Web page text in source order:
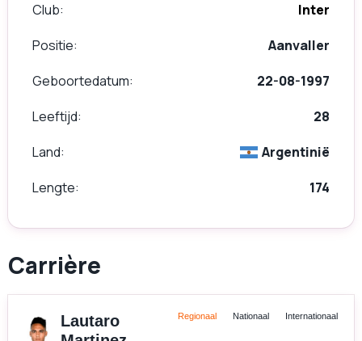
Club
Inter
Positie
Aanvaller
Geboortedatum
22-08-1997
Leeftijd
28
Land
Argentinië
Lengte
174
Carrière
Lautaro
Regionaal Nationaal Internationaal